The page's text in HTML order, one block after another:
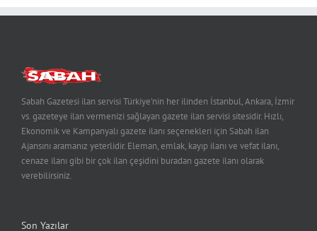
Sabah Gazetesi ilan servisi Türkiye'nin her ilinden İstanbul, Ankara, İzmir
vs. gazeteye ilan vermenizi sağlayan gazete ilan servisi sitesidir. Hızlı,
Ekonomik ve Kampanyalı gazete ilanı seçenekleri için Sabah ilan
Ajansını aramanız yeterlidir. Eleman, emlak, kayıp ilanı ve vefat ilanı,
cenaze ilanı gibi bir çok ilan çeşidini buradan gazete ilanı olarak
verebilirsiniz.
Son Yazılar